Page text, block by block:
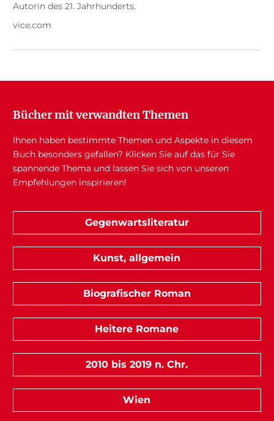
Autorin des 21. Jahrhunderts.
vice.com
Bücher mit verwandten Themen
Ihnen haben bestimmte Themen und Aspekte in diesem
Buch besonders gefallen? Klicken Sie auf das für Sie
spannende Thema und lassen Sie sich von unseren
Empfehlungen inspirieren!
Gegenwartsliteratur
Kunst, allgemein
Biografischer Roman
Heitere Romane
2010 bis 2019 n. Chr.
Wien